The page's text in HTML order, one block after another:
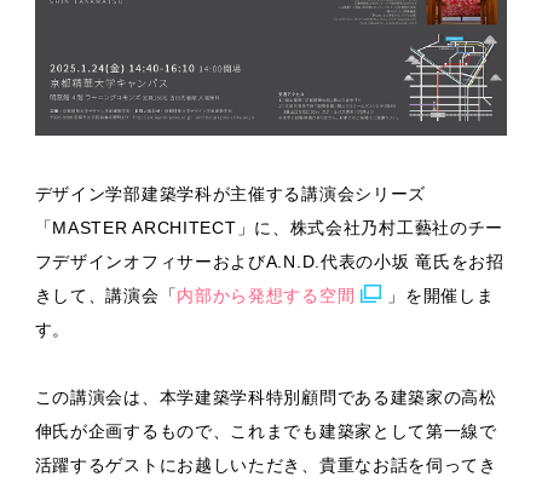
デザイン学部建築学科が主催する講演会シリーズ
「MASTER ARCHITECT」に、株式会社乃村工藝社のチー
フデザインオフィサーおよびA.N.D.代表の小坂 竜氏をお招
きして、講演会「内部から発想する空間
」を開催しま
す。
この講演会は、本学建築学科特別顧問である建築家の高松
伸氏が企画するもので、これまでも建築家として第一線で
活躍するゲストにお越しいただき、貴重なお話を伺ってき